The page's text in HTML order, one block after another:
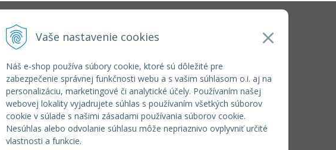
Vaše nastavenie cookies
Náš e-shop používa súbory cookie, ktoré sú dôležité pre
zabezpečenie správnej funkčnosti webu a s vašim súhlasom o.i. aj na
personalizáciu, marketingové či analytické účely. Používaním našej
webovej lokality vyjadrujete súhlas s používaním všetkých súborov
cookie v súlade s našimi zásadami používania súborov cookie.
Nesúhlas alebo odvolanie súhlasu môže nepriaznivo ovplyvniť určité
vlastnosti a funkcie.
+421 37 6586 731
+421 907 982 328